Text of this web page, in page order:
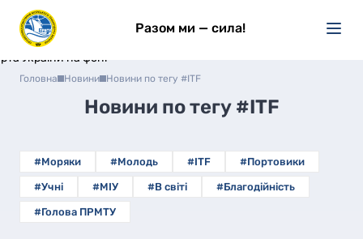
Разом ми — сила!
Головна Новини Новини по тегу #ITF
Новини по тегу #ITF
#Моряки #Молодь #ITF #Портовики
#Учні #МІУ #В світі #Благодійність
#Голова ПРМТУ